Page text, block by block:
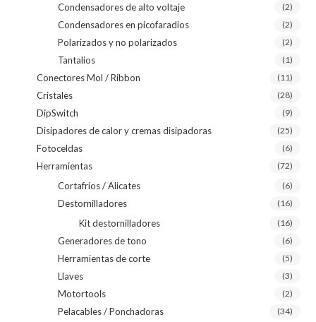
Condensadores de alto voltaje (2)
Condensadores en picofaradios (2)
Polarizados y no polarizados (2)
Tantalios (1)
Conectores Mol / Ribbon (11)
Cristales (28)
DipSwitch (9)
Disipadores de calor y cremas disipadoras (25)
Fotoceldas (6)
Herramientas (72)
Cortafríos / Alicates (6)
Destornilladores (16)
Kit destornilladores (16)
Generadores de tono (6)
Herramientas de corte (5)
Llaves (3)
Motortools (2)
Pelacables / Ponchadoras (34)